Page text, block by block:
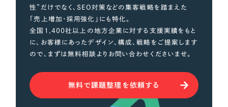
その他
性”だけでなく、SEO対策などの集客戦略を踏まえた
「売上増加・採用強化」にも特化。
全国1,400社以上の地方企業に対する支援実績をもと
に、お客様にあったデザイン、構成、戦略をご提案します
ので、まずは無料相談よりお問い合わせくださいませ。
無料で課題整理を依頼する